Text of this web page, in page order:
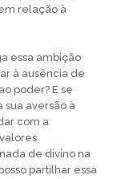
relação à
essa ambição
à ausência de
poder? E se
sua aversão à
com a
de divino na
partilhar essa